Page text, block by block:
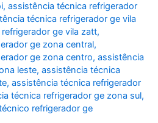
,assistência técnica refrigerador
técnica refrigerador ge vila
ge vila zatt,
ge zona central,
ge zona centro,assistência
leste,assistência técnica
,assistência técnica refrigerador
técnica refrigerador ge zona sul,
refrigerador ge